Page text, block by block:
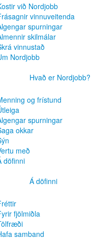
við Nordjobb
vinnuveitenda
spurningar
skilmálar
vinnustað
Nordjobb
Hvað er Nordjobb?
og frístund
spurningar
okkar
með
döfinni
Á döfinni
fjölmiðla
samband